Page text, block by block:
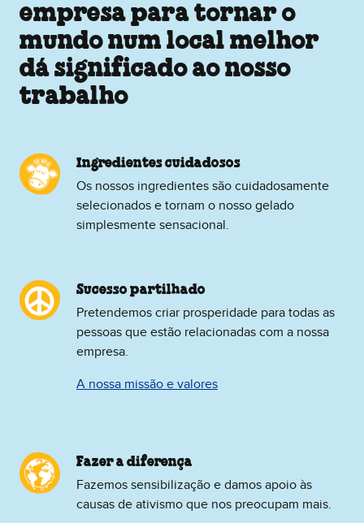
empresa para tornar o
mundo num local melhor
dá significado ao nosso
trabalho
Ingredientes cuidadosos
Os nossos ingredientes são cuidadosamente
selecionados e tornam o nosso gelado
simplesmente sensacional.
Sucesso partilhado
Pretendemos criar prosperidade para todas as
pessoas que estão relacionadas com a nossa
empresa.
A nossa missão e valores
Fazer a diferença
Fazemos sensibilização e damos apoio às
causas de ativismo que nos preocupam mais.